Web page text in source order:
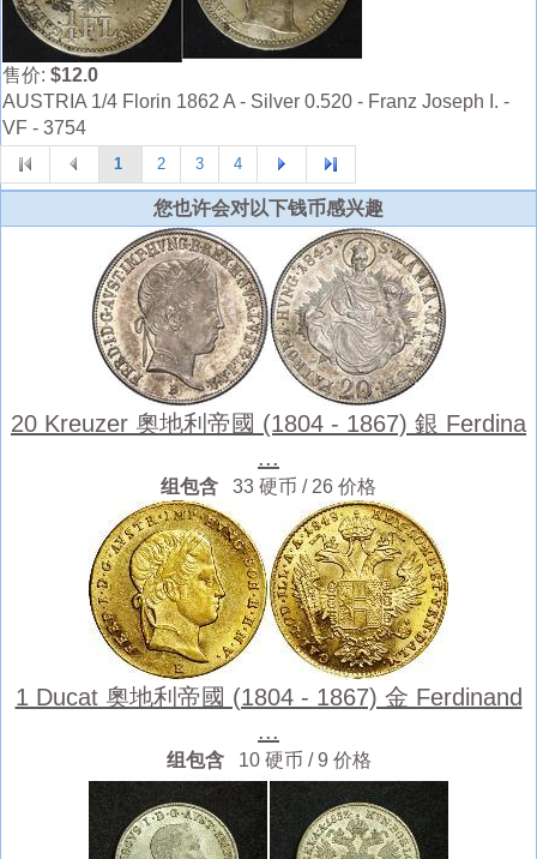
售价: $12.0
AUSTRIA 1/4 Florin 1862 A - Silver 0.520 - Franz Joseph I. -
VF - 3754
1 2 3 4
您也许会对以下钱币感兴趣
20 Kreuzer 奧地利帝國 (1804 - 1867) 銀 Ferdina
...
组包含 33 硬币 / 26 价格
1 Ducat 奧地利帝國 (1804 - 1867) 金 Ferdinand
...
组包含 10 硬币 / 9 价格